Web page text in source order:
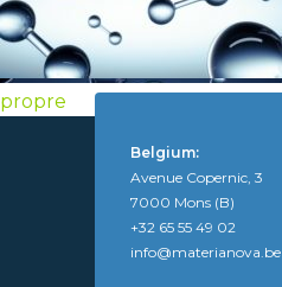
propre
Belgium:
Avenue Copernic, 3
7000 Mons (B)
+32 65 55 49 02
info@materianova.be